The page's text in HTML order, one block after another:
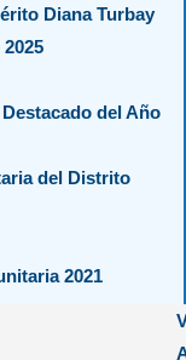
Diana Turbay
del Año
del Distrito
2021